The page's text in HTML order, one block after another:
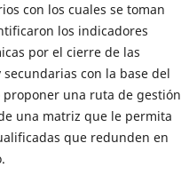
con los cuales se toman
los indicadores
por el cierre de las
con la base del
una ruta de gestión
una matriz que le permita
que redunden en